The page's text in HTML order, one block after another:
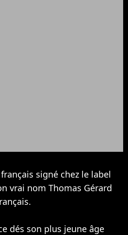
signé chez le label
vrai nom Thomas Gérard
dés son plus jeune âge